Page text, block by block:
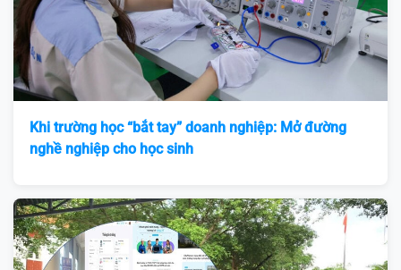
Khi trường học “bắt tay” doanh nghiệp: Mở đường
nghề nghiệp cho học sinh